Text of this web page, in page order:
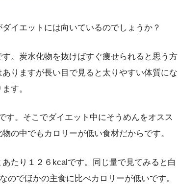
イエットには向いているのでしょうか？
。炭水化物を抜けばすぐ痩せられると思う方
りますが長い目で見ると太りやすい体質にな
す。
す。そこでダイエット中にそうめんをオスス
の中でもカロリーが低い食材だからです。
たり１２６kcalです。同じ量で見てみると白
でほかの主食に比べカロリーが低いです。